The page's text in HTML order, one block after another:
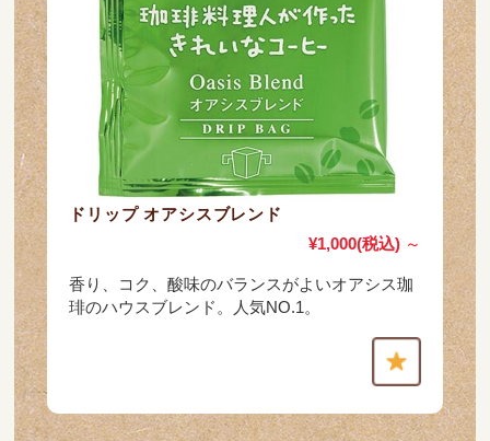
ドリップ オアシスブレンド
¥1,000(税込) ～
香り、コク、酸味のバランスがよいオアシス珈
琲のハウスブレンド。人気NO.1。